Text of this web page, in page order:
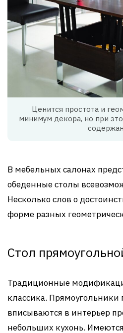
Ценится простота и
минимум декора, но при
В мебельных салонах
обеденные столы
Несколько слов о
форме разных
Стол
Традиционные
классика. Прямоугольники
вписываются в интерьер
небольших кухонь.